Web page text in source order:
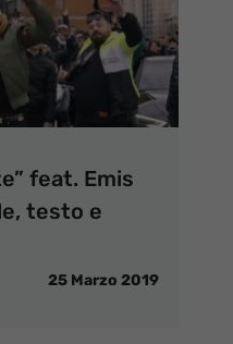
feat. Emis
testo e
25 Marzo 2019